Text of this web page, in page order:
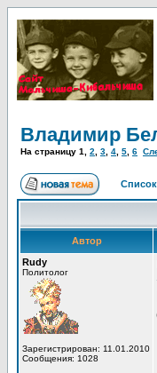
Владимир
На страницу 1 2 3 4 5 6
Автор
Rudy
Политолог
Зарегистрирован: 11.01.2010
Сообщения: 1028